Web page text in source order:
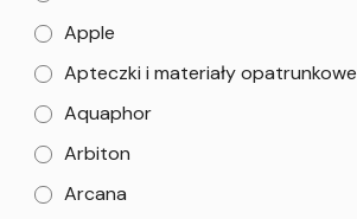
Apple
Apteczki i materiały opatrunkowe
Aquaphor
Arbiton
Arcana